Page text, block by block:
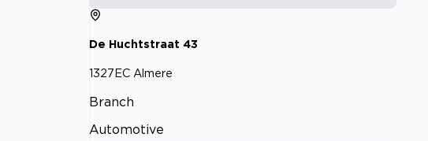
De Huchtstraat 43
1327EC Almere
Branch
Automotive